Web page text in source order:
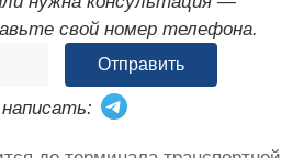
свой номер телефона.
Отправить